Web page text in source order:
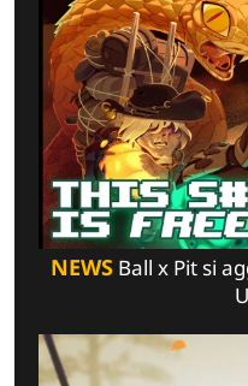
NEWS Ball x Pit si